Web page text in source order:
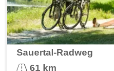
Sauertal-Radweg
61 km